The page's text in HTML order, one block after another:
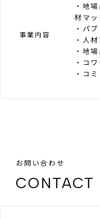
事業内容
・地
材マ
・パ
・人
・地
・コ
・コ
お問い合わせ
CONTACT